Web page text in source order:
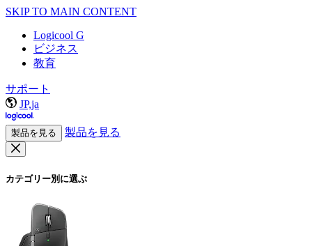
SKIP TO MAIN CONTENT
Logicool G
ビジネス
教育
サポート
JP,ja
製品を見る 製品を見る
カテゴリー別に選ぶ